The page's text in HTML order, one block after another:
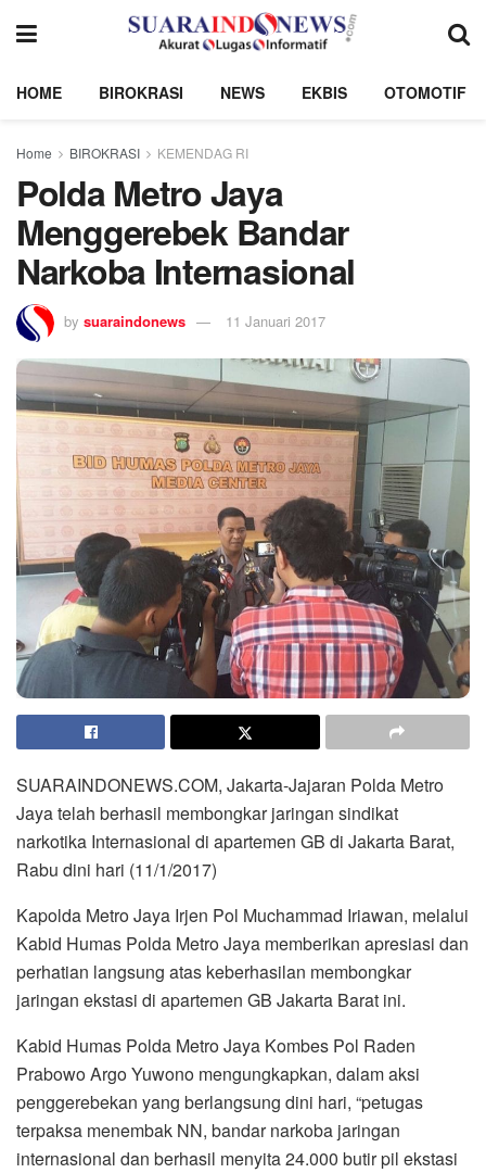
HOME BIROKRASI NEWS EKBIS OTOMOTIF
Home BIROKRASI KEMENDAG RI
Polda Metro Jaya
Menggerebek Bandar
Narkoba Internasional
by suaraindonews 11 Januari 2017
SUARAINDONEWS.COM, Jakarta-Jajaran Polda Metro
Jaya telah berhasil membongkar jaringan sindikat
narkotika Internasional di apartemen GB di Jakarta Barat,
Rabu dini hari (11/1/2017)
Kapolda Metro Jaya Irjen Pol Muchammad Iriawan, melalui
Kabid Humas Polda Metro Jaya memberikan apresiasi dan
perhatian langsung atas keberhasilan membongkar
jaringan ekstasi di apartemen GB Jakarta Barat ini.
Kabid Humas Polda Metro Jaya Kombes Pol Raden
Prabowo Argo Yuwono mengungkapkan, dalam aksi
penggerebekan yang berlangsung dini hari, “petugas
terpaksa menembak NN, bandar narkoba jaringan
internasional dan berhasil menyita 24.000 butir pil ekstasi